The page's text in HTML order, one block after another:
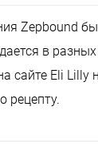
Zepbound
в
сайте Eli Lilly
рецепту.